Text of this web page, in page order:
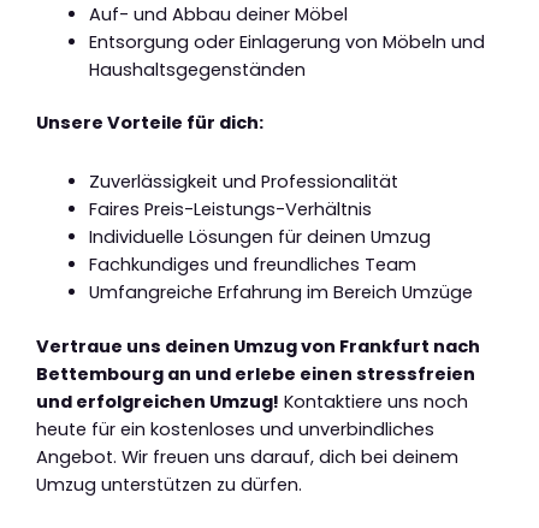
Auf- und Abbau deiner Möbel
Entsorgung oder Einlagerung von Möbeln und
Haushaltsgegenständen
Unsere Vorteile für dich:
Zuverlässigkeit und Professionalität
Faires Preis-Leistungs-Verhältnis
Individuelle Lösungen für deinen Umzug
Fachkundiges und freundliches Team
Umfangreiche Erfahrung im Bereich Umzüge
Vertraue uns deinen Umzug von Frankfurt nach
Bettembourg an und erlebe einen stressfreien
und erfolgreichen Umzug! Kontaktiere uns noch
heute für ein kostenloses und unverbindliches
Angebot. Wir freuen uns darauf, dich bei deinem
Umzug unterstützen zu dürfen.